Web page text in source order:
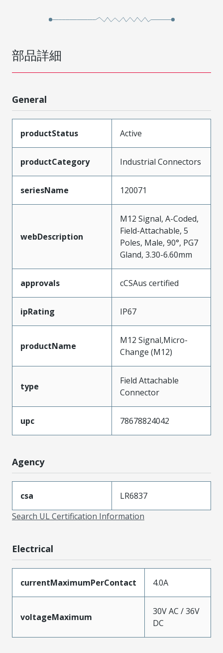
部品詳細
General
productStatus Active
productCategory Industrial Connectors
seriesName 120071
webDescription
M12 Signal, A-Coded,
Field-Attachable, 5
Poles, Male, 90°, PG7
Gland, 3.30-6.60mm
approvals cCSAus certified
ipRating IP67
productName
M12 Signal,Micro-
Change (M12)
type
Field Attachable
Connector
upc 78678824042
Agency
csa
LR6837
Search UL Certification Information
Electrical
currentMaximumPerContact 4.0A
voltageMaximum
30V AC / 36V
DC